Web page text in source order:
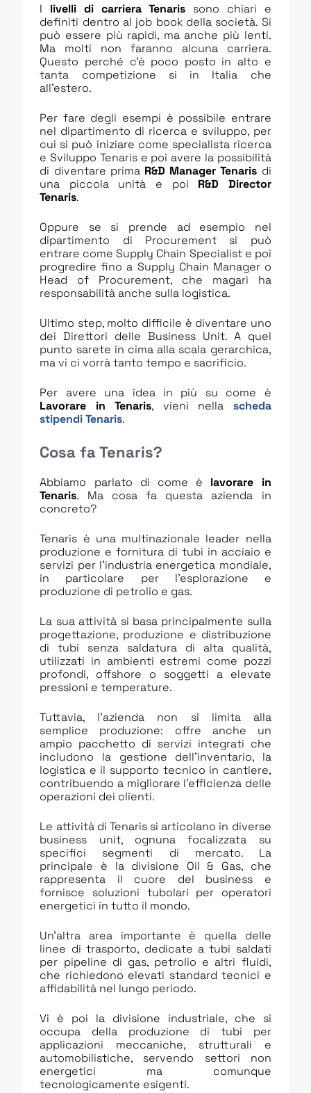
I livelli di carriera Tenaris sono chiari e
definiti dentro al job book della società. Si
può essere più rapidi, ma anche più lenti.
Ma molti non faranno alcuna carriera.
Questo perché c’è poco posto in alto e
tanta competizione si in Italia che
all’estero.
Per fare degli esempi è possibile entrare
nel dipartimento di ricerca e sviluppo, per
cui si può iniziare come specialista ricerca
e Sviluppo Tenaris e poi avere la possibilità
di diventare prima R&D Manager Tenaris di
una piccola unità e poi R&D Director
Tenaris.
Oppure se si prende ad esempio nel
dipartimento di Procurement si può
entrare come Supply Chain Specialist e poi
progredire fino a Supply Chain Manager o
Head of Procurement, che magari ha
responsabilità anche sulla logistica.
Ultimo step, molto difficile è diventare uno
dei Direttori delle Business Unit. A quel
punto sarete in cima alla scala gerarchica,
ma vi ci vorrà tanto tempo e sacrificio.
Per avere una idea in più su come è
Lavorare in Tenaris, vieni nella scheda
stipendi Tenaris.
Cosa fa Tenaris?
Abbiamo parlato di come è lavorare in
Tenaris. Ma cosa fa questa azienda in
concreto?
Tenaris è una multinazionale leader nella
produzione e fornitura di tubi in acciaio e
servizi per l’industria energetica mondiale,
in particolare per l’esplorazione e
produzione di petrolio e gas.
La sua attività si basa principalmente sulla
progettazione, produzione e distribuzione
di tubi senza saldatura di alta qualità,
utilizzati in ambienti estremi come pozzi
profondi, offshore o soggetti a elevate
pressioni e temperature.
Tuttavia, l’azienda non si limita alla
semplice produzione: offre anche un
ampio pacchetto di servizi integrati che
includono la gestione dell’inventario, la
logistica e il supporto tecnico in cantiere,
contribuendo a migliorare l’efficienza delle
operazioni dei clienti.
Le attività di Tenaris si articolano in diverse
business unit, ognuna focalizzata su
specifici segmenti di mercato. La
principale è la divisione Oil & Gas, che
rappresenta il cuore del business e
fornisce soluzioni tubolari per operatori
energetici in tutto il mondo.
Un’altra area importante è quella delle
linee di trasporto, dedicate a tubi saldati
per pipeline di gas, petrolio e altri fluidi,
che richiedono elevati standard tecnici e
affidabilità nel lungo periodo.
Vi è poi la divisione industriale, che si
occupa della produzione di tubi per
applicazioni meccaniche, strutturali e
automobilistiche, servendo settori non
energetici ma comunque
tecnologicamente esigenti.